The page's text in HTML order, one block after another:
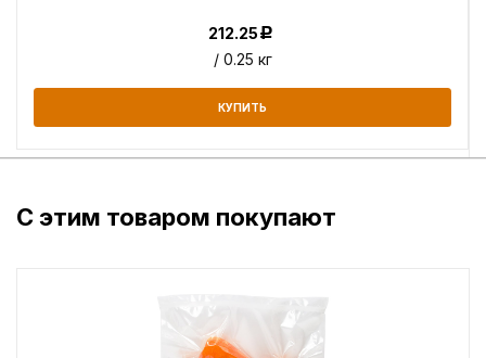
212.25Р
/ 0.25 кг
КУПИТЬ
С этим товаром покупают